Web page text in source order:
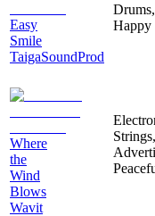
Easy
Smile
TaigaSoundProd
Happy
Where
the
Wind
Blows
Wavit